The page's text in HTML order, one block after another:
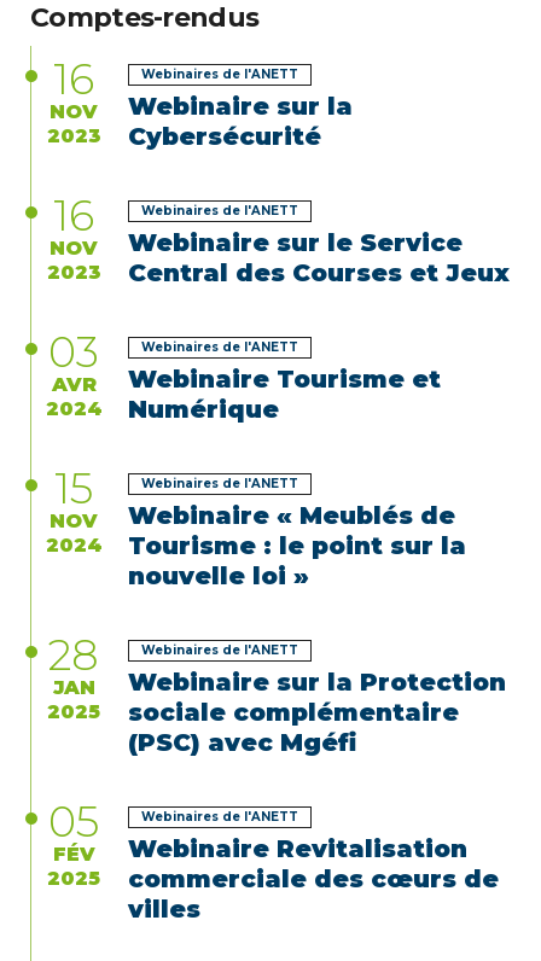
Comptes-rendus
16
NOV
2023
Webinaires de l'ANETT
Webinaire sur la
Cybersécurité
16
NOV
2023
Webinaires de l'ANETT
Webinaire sur le Service
Central des Courses et Jeux
03
AVR
2024
Webinaires de l'ANETT
Webinaire Tourisme et
Numérique
15
NOV
2024
Webinaires de l'ANETT
Webinaire « Meublés de
Tourisme : le point sur la
nouvelle loi »
28
JAN
2025
Webinaires de l'ANETT
Webinaire sur la Protection
sociale complémentaire
(PSC) avec Mgéfi
05
FÉV
2025
Webinaires de l'ANETT
Webinaire Revitalisation
commerciale des cœurs de
villes